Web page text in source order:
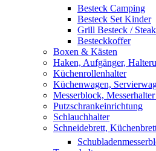
Besteck Camping
Besteck Set Kinder
Grill Besteck /
Besteckkoffer
Boxen & Kästen
Haken, Aufgänger,
Küchenrollenhalter
Küchenwagen,
Messerblock,
Putzschrankeinrichtung
Schlauchhalter
Schneidebrett,